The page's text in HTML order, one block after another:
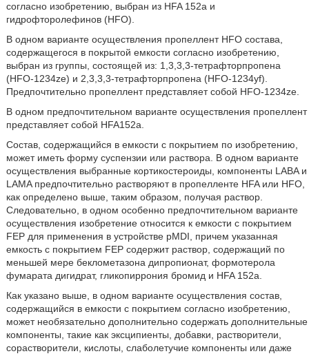
согласно изобретению, выбран из HFA 152a и
гидрофторолефинов (HFO).
В одном варианте осуществления пропеллент HFO состава,
содержащегося в покрытой емкости согласно изобретению,
выбран из группы, состоящей из: 1,3,3,3-тетрафторпропена
(HFO-1234ze) и 2,3,3,3-тетрафторпропена (HFO-1234yf).
Предпочтительно пропеллент представляет собой HFO-1234ze.
В одном предпочтительном варианте осуществления пропеллент
представляет собой HFA152a.
Состав, содержащийся в емкости с покрытием по изобретению,
может иметь форму суспензии или раствора. В одном варианте
осуществления выбранные кортикостероиды, компоненты LABA и
LAMA предпочтительно растворяют в пропелленте HFA или HFO,
как определено выше, таким образом, получая раствор.
Следовательно, в одном особенно предпочтительном варианте
осуществления изобретение относится к емкости с покрытием
FEP для применения в устройстве pMDI, причем указанная
емкость с покрытием FEP содержит раствор, содержащий по
меньшей мере беклометазона дипропионат, формотерола
фумарата дигидрат, гликопиррония бромид и HFA 152a.
Как указано выше, в одном варианте осуществления состав,
содержащийся в емкости с покрытием согласно изобретению,
может необязательно дополнительно содержать дополнительные
компоненты, такие как эксципиенты, добавки, растворители,
сорастворители, кислоты, слаболетучие компоненты или даже